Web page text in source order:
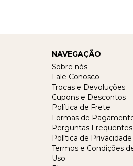
NAVEGAÇÃO
Sobre nós
Fale Conosco
Trocas e Devoluções
Cupons e Descontos
Política de Frete
Formas de
Perguntas Frequentes
Política de Privacidade
Termos e Condições
Uso